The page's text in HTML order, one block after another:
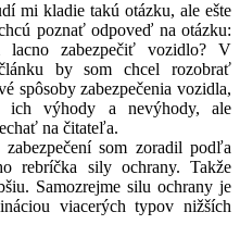
mi kladie takú otázku, ale ešte
poznať odpoveď na otázku:
zabezpečiť vozidlo? V
by som chcel rozobrať
spôsoby zabezpečenia vozidla,
ich výhody a nevýhody, ale
na čitateľa.
zabezpečení som zoradil podľa
rebríčka sily ochrany. Takže
Samozrejme silu ochrany je
viacerých typov nižších